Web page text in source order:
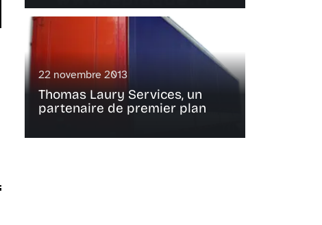
22 novembre 2013
Thomas Laury Services, un
partenaire de premier plan